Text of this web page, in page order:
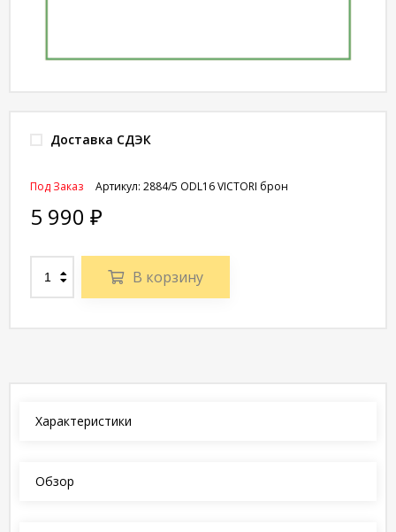
Доставка СДЭК
Артикул: 2884/5 ODL16 VICTORI брон
Под Заказ
5 990 ₽
В корзину
Характеристики
Обзор